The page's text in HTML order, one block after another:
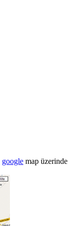
google map